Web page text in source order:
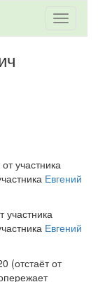
Toggle
участника
Евгений
участника
Евгений
(отстаёт от